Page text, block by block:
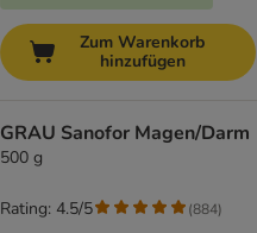
Zum Warenkorb
hinzufügen
GRAU Sanofor Magen/Darm
500 g
Rating: 4.5/5 (884)